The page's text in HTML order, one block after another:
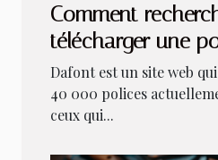
Comment
télécharger une
?
Dafont est un site web
40 000 polices
ceux qui...